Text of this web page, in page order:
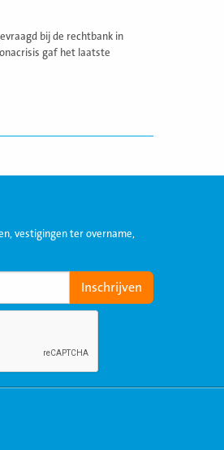
bij de rechtbank in
gaf het laatste
vestigingen ter overname,